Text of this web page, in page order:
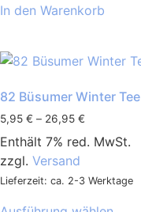
In den Warenkorb
82 Büsumer Winter Tee
5,95 € – 26,95 €
Enthält 7% red. MwSt.
zzgl. Versand
Lieferzeit: ca. 2-3 Werktage